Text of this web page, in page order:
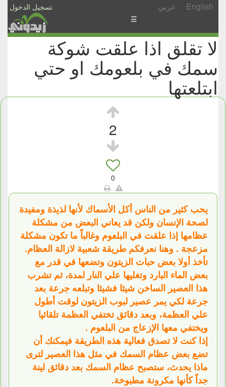
تسجيل الدخول عربي English
الأخبار
والمشاركات
الأبجدي
☰
لا تقلق اذا علقت شوكة
سمك في بلعومك او حتي
ابتلعتها
2
0
يحب كثير من الناس أكل الأسماك لأنها لذيذة ومفيدة
لصحة الإنسان ولكن قد يعاني البعض من مشكلة
عظامها إذا علقت في البلعوم وغالباً ما تكون مشكلة
مزعجة . وهنا نعرفكم طريقة شعبية لازالة العظام.
تأخذ أولا بعض حبات الزيتون وتضعها في قدر مع
بعض الماء البارد وتغليها علي النار لمدة، ثم تشرب
هذا العصير الساخن شيئا فشيئا وتبلعه جرعة بعد
جرعة لكي يمر عصير لبوب الزيتون لوقت أطول
علي العظمة، وبعد دقائق تختفي العظمة تلقائيا
ويختفي معها الإزعاج من البلعوم .
إذا كنت لا تصدق فعالية هذه الطريقة فيمكنك أن
تضع بعض عظام السمك في مثل هذا العصير لترى
ماذا يحدث، ستصبح عظام السمك بعد دقائق لينة
جداً كأنها مكرونة مطبوخة.